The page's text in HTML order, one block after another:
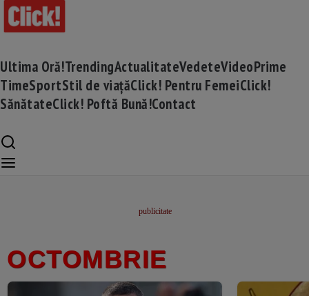
Ultima Oră!TrendingActualitateVedeteVideoPrime
TimeSportStil de viațăClick! Pentru FemeiClick!
SănătateClick! Poftă Bună!Contact
OCTOMBRIE